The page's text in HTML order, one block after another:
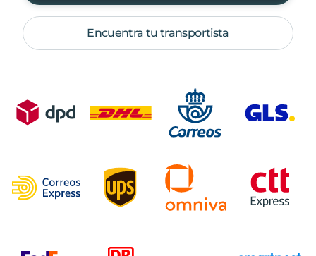
Encuentra tu transportista